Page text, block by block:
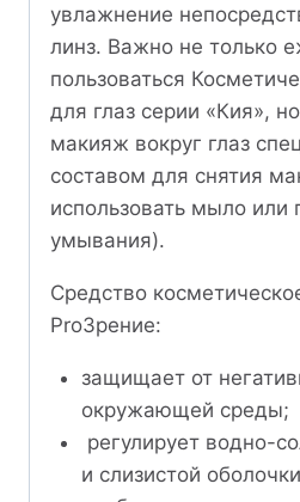
увлажнение
линз. Важно не только
пользоваться
для глаз серии «Кия»,
макияж вокруг глаз
составом для снятия
использовать мыло или
умывания).
Средство
ProЗрение:
защищает от
окружающей среды;
регулирует водно-
и слизистой